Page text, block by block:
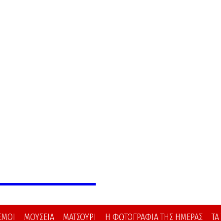
ΜΟΥΣΕΙΑ ΜΑΤΣΟΥΡΙ Η ΦΩΤΟΓΡΑΦΙΑ ΤΗΣ ΗΜΕΡΑΣ